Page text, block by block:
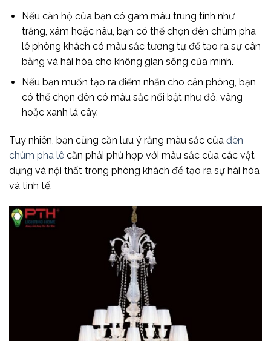
Nếu căn hộ của bạn có gam màu trung tính như
trắng, xám hoặc nâu, bạn có thể chọn đèn chùm pha
lê phòng khách có màu sắc tương tự để tạo ra sự cân
bằng và hài hòa cho không gian sống của mình.
Nếu bạn muốn tạo ra điểm nhấn cho căn phòng, bạn
có thể chọn đèn có màu sắc nổi bật như đỏ, vàng
hoặc xanh lá cây.
Tuy nhiên, bạn cũng cần lưu ý rằng màu sắc của đèn
chùm pha lê cần phải phù hợp với màu sắc của các vật
dụng và nội thất trong phòng khách để tạo ra sự hài hòa
và tinh tế.